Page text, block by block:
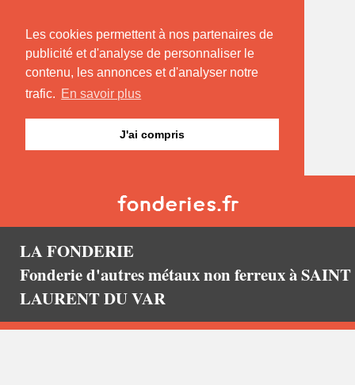
Les cookies permettent à nos partenaires de
publicité et d'analyse de personnaliser le
contenu, les annonces et d'analyser notre
trafic. En savoir plus
J'ai compris
LA FONDERIE
Fonderie d'autres métaux non ferreux à SAINT
LAURENT DU VAR